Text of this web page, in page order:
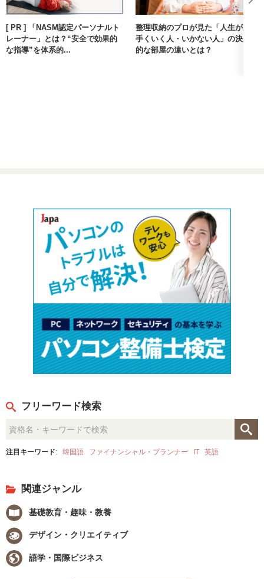
[ PR ] 「NASM認定パーソナルト
レーナー」とは？“安全で効果的
な指導”を体系的...
整理収納のプロが見た「人生が上
手くいく人・いかない人」の決定
的な部屋の違いとは？
フリーワード検索
注目キーワード: 韓国語 ファイナンシャル・プランナー IT 英語
関連ジャンル
基礎教育・趣味・教養
デザイン・クリエイティブ
語学・国際ビジネス